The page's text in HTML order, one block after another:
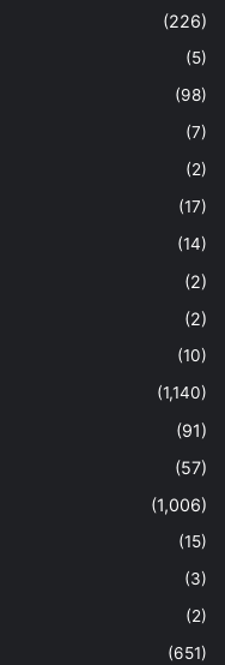
(226)
(5)
(98)
(7)
(2)
(17)
(14)
(2)
(2)
(10)
(1,140)
(91)
(57)
(1,006)
(15)
(3)
(2)
(651)